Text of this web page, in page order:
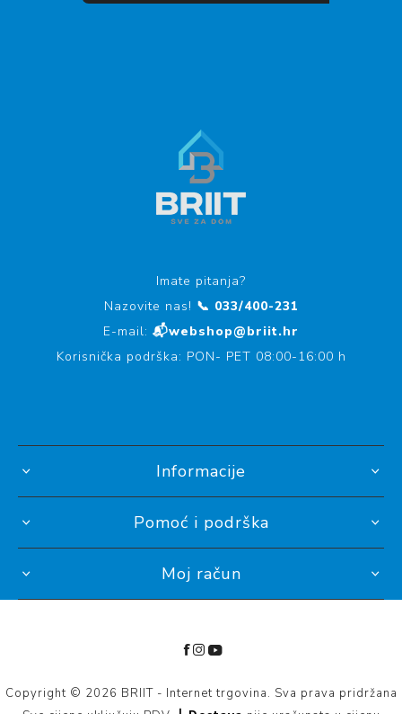
Imate pitanja?
Nazovite nas! 📞 033/400-231
E-mail: 📬webshop@briit.hr
Korisnička podrška: PON- PET 08:00-16:00 h
Informacije
Pomoć i podrška
Moj račun
Copyright © 2026 BRIIT - Internet trgovina. Sva prava pridržana